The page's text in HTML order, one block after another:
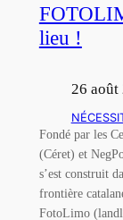
lieu !
26 août
Fondé par les
(Céret) et
s’est construit
frontière
FotoLimo